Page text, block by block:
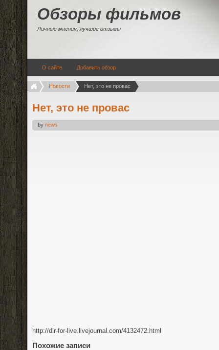
Обзоры фильмов
Личные мнения, лучшие отзывы
О сайте Добавить обзор
Новости Нет, это не провас
Нет, это не провас
by news
http://dir-for-live.livejournal.com/4132472.html
Похожие записи